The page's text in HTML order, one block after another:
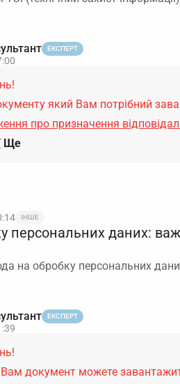
ЕКСПЕРТ
який Вам потрібний
про призначення
Ще
ІНШЕ
персональних даних:
на обробку персональних
ЕКСПЕРТ
Вам документ можете